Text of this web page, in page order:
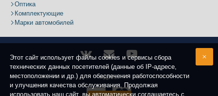
Оптика
Комплектующие
Марки автомобилей
Адрес:
Этот сайт использует файлы cookies и сервисы сбора
технических данных посетителей (данные об IP-адресе,
местоположении и др.) для обеспечения работоспособности
и улучшения качества обслуживания. Продолжая
использовать наш сайт, вы автоматически соглашаетесь с